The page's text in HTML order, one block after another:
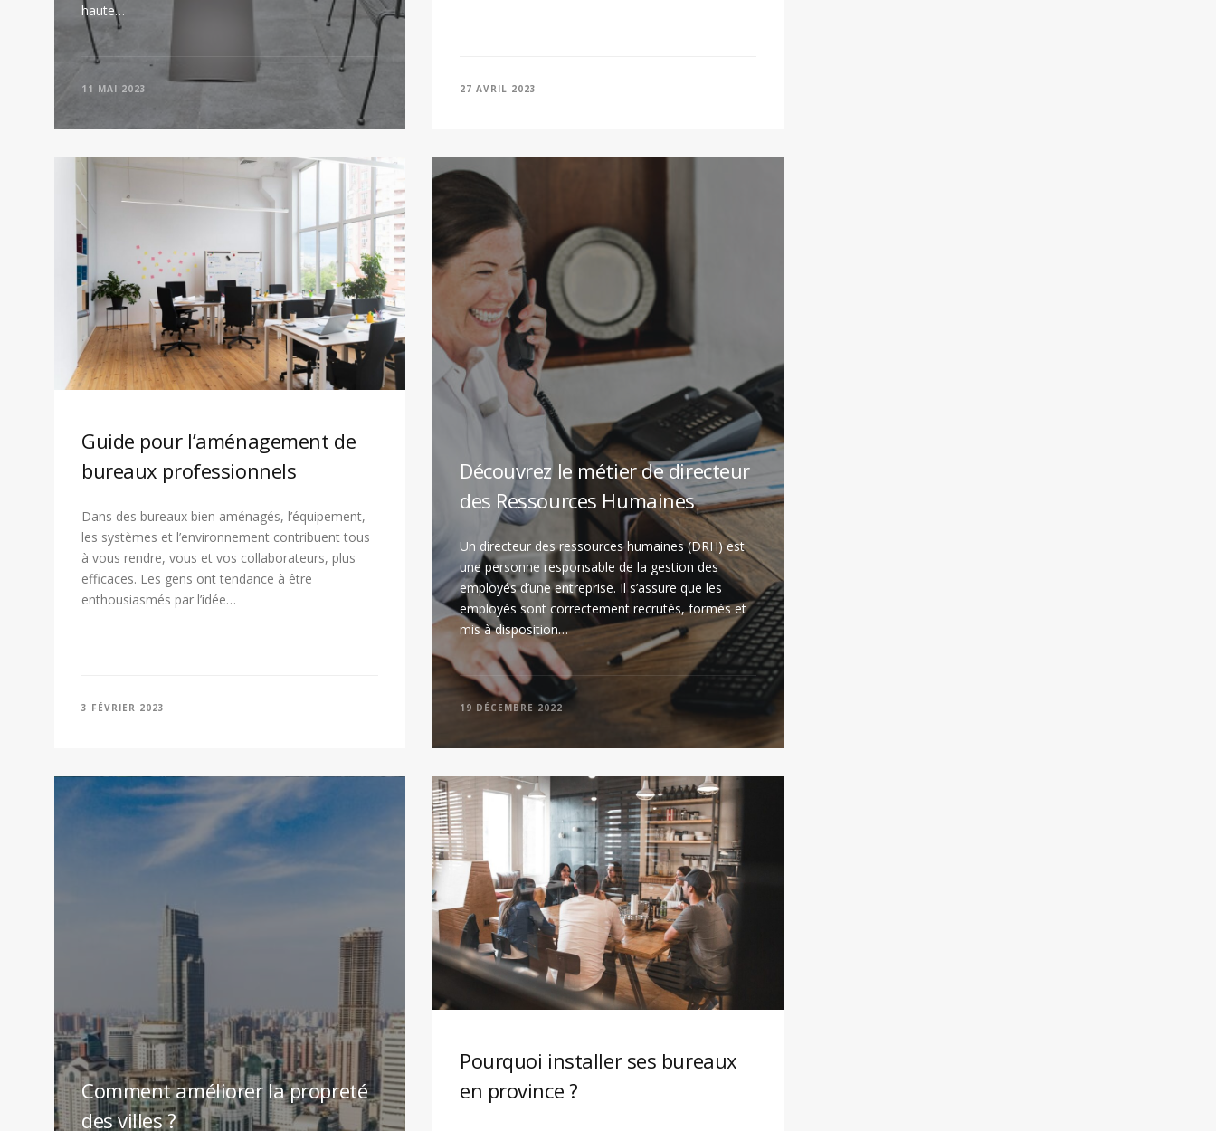
haute…
11 MAI 2023 27 AVRIL 2023
Guide pour l’aménagement de
bureaux professionnels
Dans des bureaux bien aménagés, l’équipement,
les systèmes et l’environnement contribuent tous
à vous rendre, vous et vos collaborateurs, plus
efficaces. Les gens ont tendance à être
enthousiasmés par l’idée…
3 FÉVRIER 2023
Découvrez le métier de directeur
des Ressources Humaines
Un directeur des ressources humaines (DRH) est
une personne responsable de la gestion des
employés d’une entreprise. Il s’assure que les
employés sont correctement recrutés, formés et
mis à disposition…
19 DÉCEMBRE 2022
Comment améliorer la propreté
des villes ?
Pourquoi installer ses bureaux
en province ?